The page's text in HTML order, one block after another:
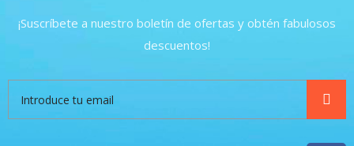
¡Suscríbete a nuestro boletín de ofertas y obtén fabulosos
descuentos!